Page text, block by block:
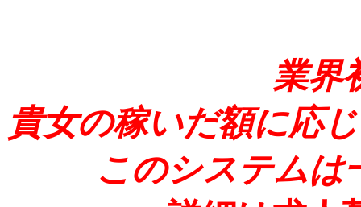
業界
貴女の稼いだ額に応
このシステムは